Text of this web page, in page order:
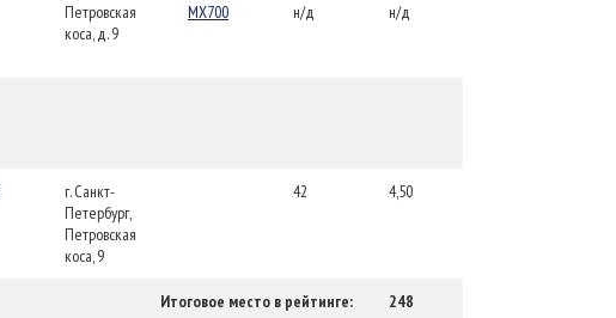
Петровская
коса, д. 9
MX700 н/д н/д
г. Санкт-
Петербург,
Петровская
коса, 9
42 4,50
Итоговое место в рейтинге: 248